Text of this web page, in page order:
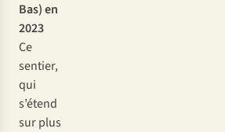
Bas) en
2023
Ce
sentier,
qui
s’étend
sur plus